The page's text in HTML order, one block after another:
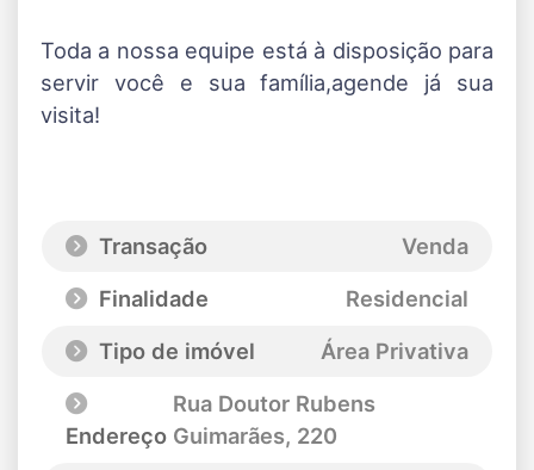
Toda a nossa equipe está à disposição para
servir você e sua família,agende já sua
visita!
Transação
Venda
Finalidade
Residencial
Tipo de imóvel
Área Privativa
Endereço
Rua Doutor Rubens
Guimarães, 220